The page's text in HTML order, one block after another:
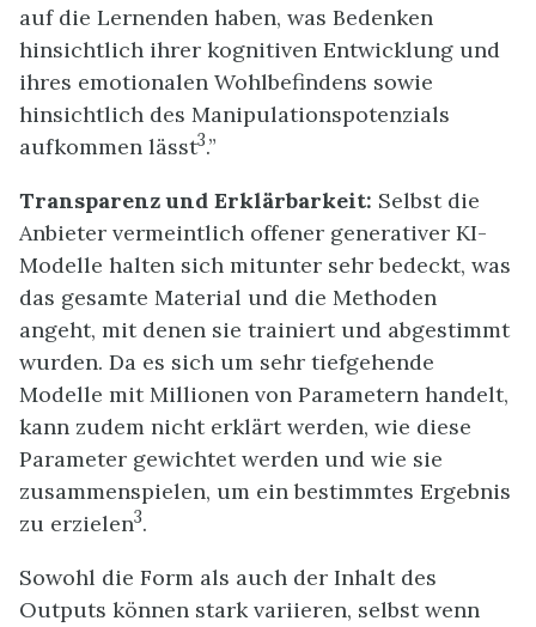
auf die Lernenden haben, was Bedenken
hinsichtlich ihrer kognitiven Entwicklung und
ihres emotionalen Wohlbefindens sowie
hinsichtlich des Manipulationspotenzials
aufkommen lässt3.”
Transparenz und Erklärbarkeit: Selbst die
Anbieter vermeintlich offener generativer KI-
Modelle halten sich mitunter sehr bedeckt, was
das gesamte Material und die Methoden
angeht, mit denen sie trainiert und abgestimmt
wurden. Da es sich um sehr tiefgehende
Modelle mit Millionen von Parametern handelt,
kann zudem nicht erklärt werden, wie diese
Parameter gewichtet werden und wie sie
zusammenspielen, um ein bestimmtes Ergebnis
zu erzielen3.
Sowohl die Form als auch der Inhalt des
Outputs können stark variieren, selbst wenn